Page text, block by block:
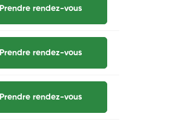
Prendre rendez-vous
Prendre rendez-vous
Prendre rendez-vous